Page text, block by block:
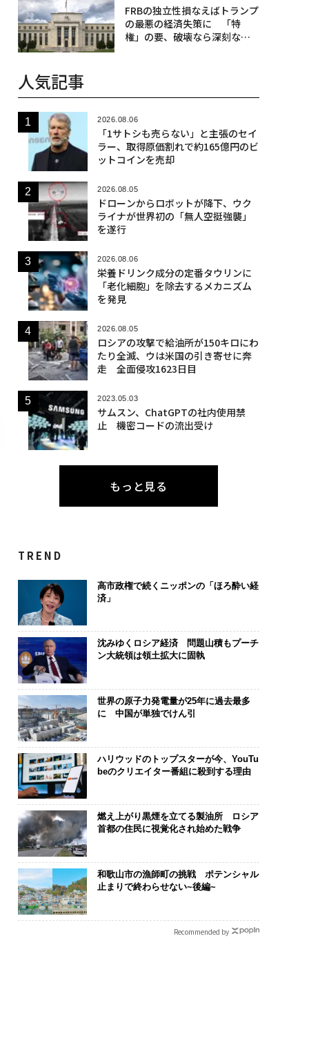
FRBの独立性損なえばトランプ
の最悪の経済失策に 「特
権」の要、破壊なら深刻な代
人気記事
2026.08.06
「1サトシも売らない」と主張のセイ
ラー、取得原価割れで約165億円のビ
ットコインを売却
2026.08.05
ドローンからロボットが降下、ウク
ライナが世界初の「無人空挺強襲」
を遂行
2026.08.06
栄養ドリンク成分の定番タウリンに
「老化細胞」を除去するメカニズム
を発見
2026.08.05
ロシアの攻撃で給油所が150キロにわ
たり全滅、ウは米国の引き寄せに奔
走 全面侵攻1623日目
2023.05.03
サムスン、ChatGPTの社内使用禁
止 機密コードの流出受け
もっと見る
TREND
高市政権で続くニッポンの「ほろ酔い経
済」
沈みゆくロシア経済 問題山積もプーチ
ン大統領は領土拡大に固執
世界の原子力発電量が25年に過去最多
に 中国が単独でけん引
ハリウッドのトップスターが今、YouTu
beのクリエイター番組に殺到する理由
燃え上がり黒煙を立てる製油所 ロシア
首都の住民に視覚化され始めた戦争
和歌山市の漁師町の挑戦 ポテンシャル
止まりで終わらせない~後編~
Recommended by